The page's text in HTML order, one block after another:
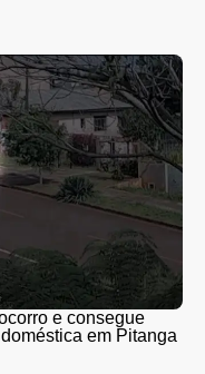
e consegue
em Pitanga